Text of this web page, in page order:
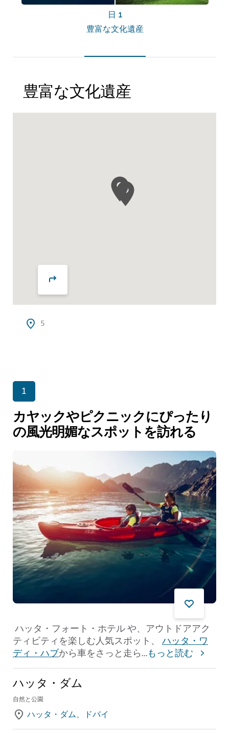
日 1
豊富な文化遺産
豊富な文化遺産
5
1
カヤックやピクニックにぴったり
の風光明媚なスポットを訪れる
ハッタ・フォート・ホテル や、アウトドアアク
ティビティを楽しむ人気スポット、 ハッタ・ワ
ディ・ハブから車をさっと走ら...もっと読む
ハッタ・ダム
自然と公園
ハッタ・ダム、ドバイ